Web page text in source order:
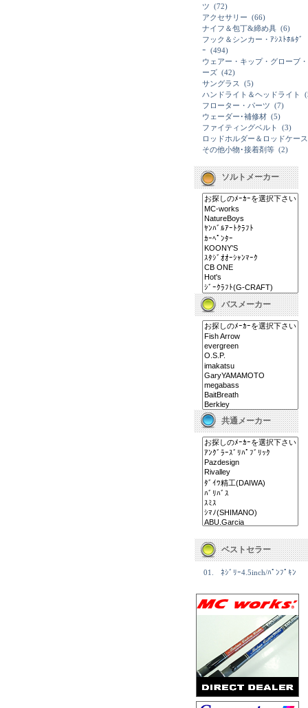
ツ (72)
アクセサリー (66)
ナイフ＆包丁&締め具 (6)
フック＆シンカー・ｱｼｽﾄﾎﾙﾀﾞ
ｰ (494)
ウェアー・キップ・グローブ・
ーズ (42)
サングラス
(5)
ハンドライト＆ヘッドライト
フローター・パーツ (7)
ウェーダー･補修材 (5)
ファイティングベルト
(3)
ロッドホルダー＆ロッドケース
その他小物･接着剤等 (2)
ソルトメーカー
バスメーカー
共通メーカー
ベストセラー
01. ﾈｼﾞﾘｰ4.5inch/ﾊﾟﾝﾌﾟｷﾝ